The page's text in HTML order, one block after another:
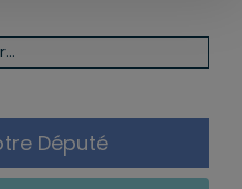
Député